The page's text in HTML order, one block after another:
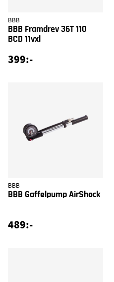
BBB
BBB Framdrev 36T 110
BCD 11vxl
399:-
BBB
BBB Gaffelpump AirShock
489:-